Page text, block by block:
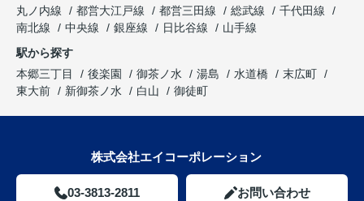
丸ノ内線
都営大江戸線 都営三田線 総武線
千代田線
南北線
中央線 銀座線 日比谷線
山手線
駅から探す
本郷三丁目
後楽園 御茶ノ水 湯島 水道橋
末広町
東大前
新御茶ノ水 白山 御徒町
株式会社エイコーポレーション
03-3813-2811 お問い合わせ